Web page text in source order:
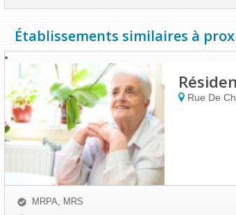
Établissements similaires à
Rue De
MRPA, MRS